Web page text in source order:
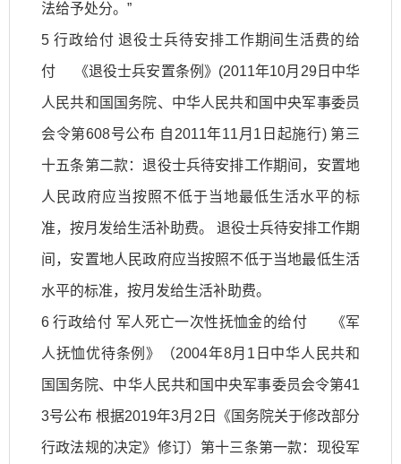
法给予处分。”
5 行政给付 退役士兵待安排工作期间生活费的给
付 《退役士兵安置条例》(2011年10月29日中华
人民共和国国务院、中华人民共和国中央军事委员
会令第608号公布 自2011年11月1日起施行) 第三
十五条第二款：退役士兵待安排工作期间，安置地
人民政府应当按照不低于当地最低生活水平的标
准，按月发给生活补助费。 退役士兵待安排工作期
间，安置地人民政府应当按照不低于当地最低生活
水平的标准，按月发给生活补助费。
6 行政给付 军人死亡一次性抚恤金的给付 《军
人抚恤优待条例》（2004年8月1日中华人民共和
国国务院、中华人民共和国中央军事委员会令第41
3号公布 根据2019年3月2日《国务院关于修改部分
行政法规的决定》修订）第十三条第一款：现役军